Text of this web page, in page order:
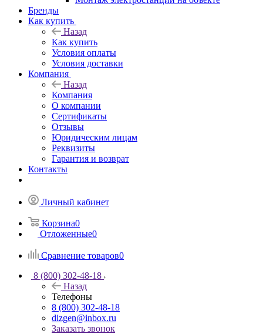
Бренды
Как купить
Назад
Как купить
Условия оплаты
Условия доставки
Компания
Назад
Компания
О компании
Сертификаты
Отзывы
Юридическим лицам
Реквизиты
Гарантия и возврат
Контакты
Личный кабинет
Корзина0
Отложенные0
Сравнение товаров0
8 (800) 302-48-18
Назад
Телефоны
8 (800) 302-48-18
dizgen@inbox.ru
Заказать звонок